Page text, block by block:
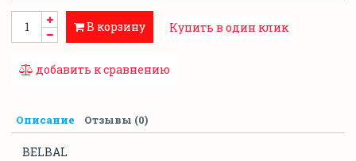
В корзину Купить в один клик
добавить к сравнению
Описание Отзывы (0)
BELBAL